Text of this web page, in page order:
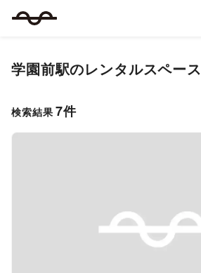
学園前駅のレンタルスペース
検索結果 7件
Previous slide